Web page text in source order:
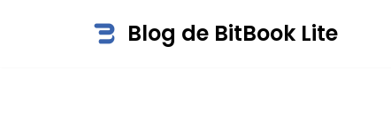
Blog de BitBook Lite